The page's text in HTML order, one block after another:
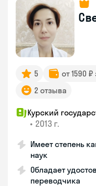
5 от 1590
2 отзыва
Курский
• 2013 г.
Имеет степень
наук
Обладает
переводчика